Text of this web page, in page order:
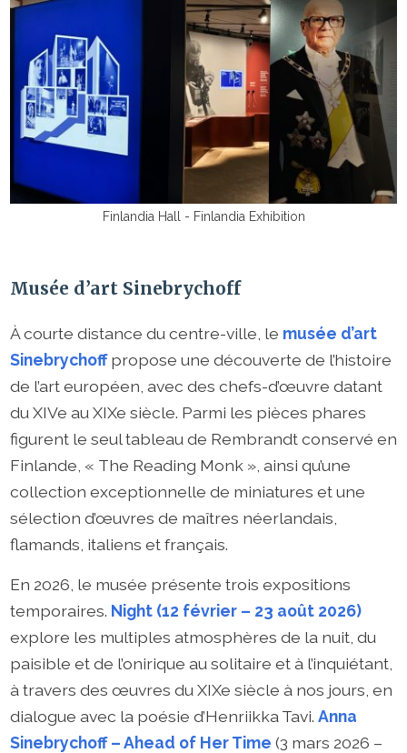
Finlandia Hall - Finlandia Exhibition
Musée d’art Sinebrychoff
À courte distance du centre-ville, le musée d’art
Sinebrychoffpropose une découverte de l’histoire
de l’art européen, avec des chefs-d’œuvre datant
du XIVe au XIXe siècle. Parmi les pièces phares
figurent le seul tableau de Rembrandt conservé en
Finlande, « The Reading Monk », ainsi qu’une
collection exceptionnelle de miniatures et une
sélection d’œuvres de maîtres néerlandais,
flamands, italiens et français.
En 2026, le musée présente trois expositions
temporaires. Night (12 février – 23 août 2026)
explore les multiples atmosphères de la nuit, du
paisible et de l’onirique au solitaire et à l’inquiétant,
à travers des œuvres du XIXe siècle à nos jours, en
dialogue avec la poésie d’Henriikka Tavi. Anna
Sinebrychoff – Ahead of Her Time (3 mars 2026 –